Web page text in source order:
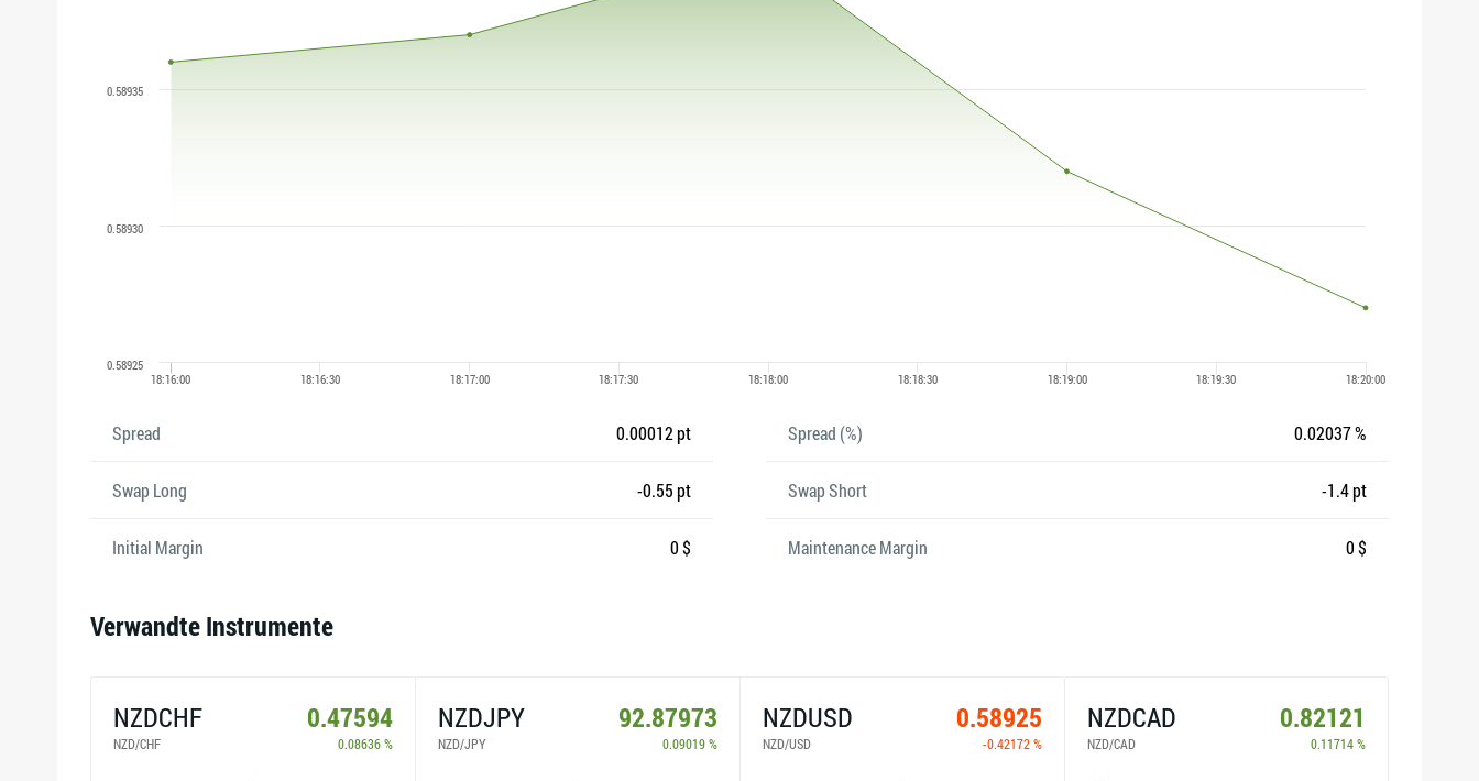
Spread 0.00012 pt Spread (%) 0.02037 %
Swap Long -0.55 pt Swap Short -1.4 pt
Initial Margin 0 $ Maintenance Margin 0 $
Verwandte Instrumente
NZDCHF 0.47594
NZD/CHF 0.08636 %
NZDJPY 92.87973
NZD/JPY 0.09019 %
NZDUSD 0.58925
NZD/USD -0.42172 %
NZDCAD 0.82121
NZD/CAD 0.11714 %